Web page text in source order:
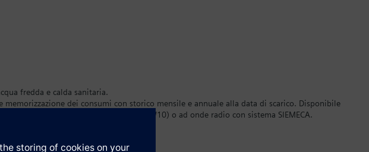
fredda e calda sanitaria.
dei consumi con storico mensile e annuale alla data di scarico. Disponibile
con comunicazione in M-bus (con OZW10) o ad onde radio con sistema SIEMECA.